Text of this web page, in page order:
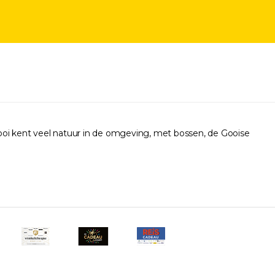
kent veel natuur in de omgeving, met bossen, de Gooise